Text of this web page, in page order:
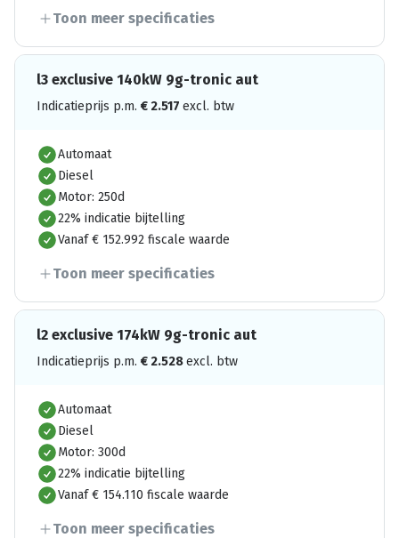
Toon meer specificaties
l3 exclusive 140kW 9g-tronic aut
Indicatieprijs p.m. € 2.517 excl. btw
Automaat
Diesel
Motor: 250d
22% indicatie bijtelling
Vanaf € 152.992 fiscale waarde
Toon meer specificaties
l2 exclusive 174kW 9g-tronic aut
Indicatieprijs p.m. € 2.528excl. btw
Automaat
Diesel
Motor: 300d
22% indicatie bijtelling
Vanaf € 154.110 fiscale waarde
Toon meer specificaties